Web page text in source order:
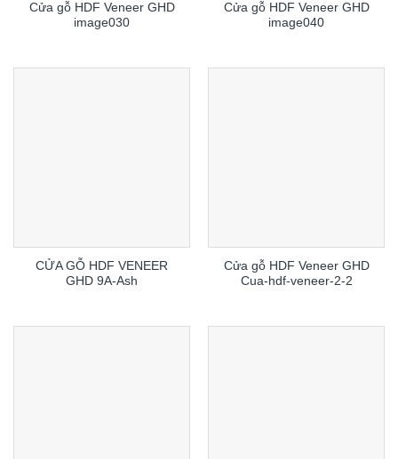
Cửa gỗ HDF Veneer GHD
image030
Cửa gỗ HDF Veneer GHD
image040
CỬA GỖ HDF VENEER
GHD 9A-Ash
Cửa gỗ HDF Veneer GHD
Cua-hdf-veneer-2-2